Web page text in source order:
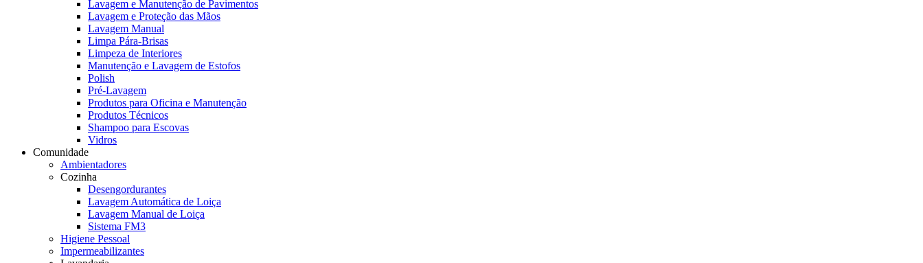
Lavagem e Manutenção de Pavimentos
Lavagem e Proteção das Mãos
Lavagem Manual
Limpa Pára-Brisas
Limpeza de Interiores
Manutenção e Lavagem de Estofos
Polish
Pré-Lavagem
Produtos para Oficina e Manutenção
Produtos Técnicos
Shampoo para Escovas
Vidros
Comunidade
Ambientadores
Cozinha
Desengordurantes
Lavagem Automática de Loiça
Lavagem Manual de Loiça
Sistema FM3
Higiene Pessoal
Impermeabilizantes